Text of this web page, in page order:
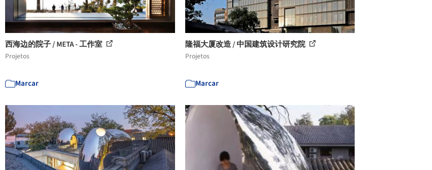
西海边的院子 / META - 工作室
Projetos
Marcar
隆福大厦改造 / 中国建筑设计研究院
Projetos
Marcar